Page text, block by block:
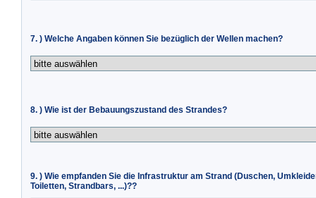
7. ) Welche Angaben können Sie bezüglich der Wellen machen?
8. ) Wie ist der Bebauungszustand des Strandes?
9. ) Wie empfanden Sie die Infrastruktur am Strand (Duschen,
Toiletten, Strandbars, ...)??